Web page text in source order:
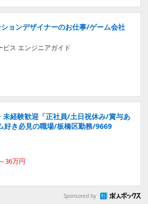
ョンデザイナーのお仕事/ゲーム会社
ス エンジニアガイド
未経験歓迎「正社員/土日祝休み/賞与あ
好き必見の職場/板橋区勤務/9669
36万円
Sponsored by